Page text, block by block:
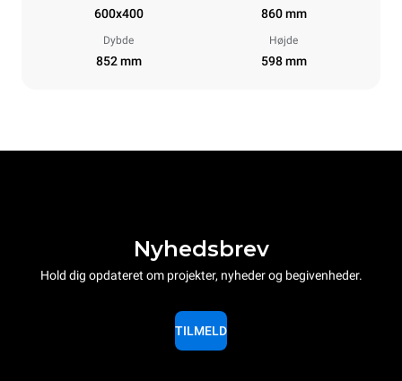
600x400 860 mm
Dybde
852 mm
Højde
598 mm
Nyhedsbrev
Hold dig opdateret om projekter, nyheder og begivenheder.
TILMELD